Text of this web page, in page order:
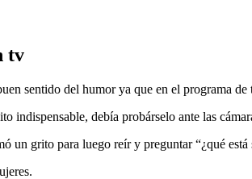
tv
sentido del humor ya que en el programa de
debía probárselo ante las
grito para luego reír y preguntar “¿qué está